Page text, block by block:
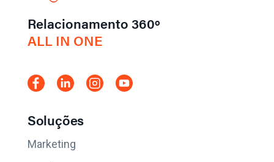
Relacionamento 360º
ALL IN ONE
Soluções
Marketing